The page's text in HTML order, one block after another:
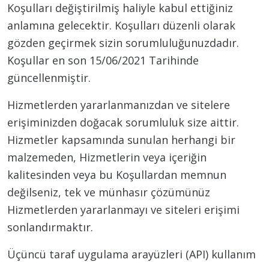
Koşulları değiştirilmiş haliyle kabul ettiğiniz
anlamına gelecektir. Koşulları düzenli olarak
gözden geçirmek sizin sorumluluğunuzdadır.
Koşullar en son 15/06/2021 Tarihinde
güncellenmiştir.
Hizmetlerden yararlanmanızdan ve sitelere
erişiminizden doğacak sorumluluk size aittir.
Hizmetler kapsamında sunulan herhangi bir
malzemeden, Hizmetlerin veya içeriğin
kalitesinden veya bu Koşullardan memnun
değilseniz, tek ve münhasır çözümünüz
Hizmetlerden yararlanmayı ve siteleri erişimi
sonlandırmaktır.
Üçüncü taraf uygulama arayüzleri (API) kullanım